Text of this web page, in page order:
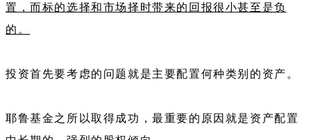
置，而标的选择和市场择时带来的回报很小甚至是负
的。
投资首先要考虑的问题就是主要配置何种类别的资产。
耶鲁基金之所以取得成功，最重要的原因就是资产配置